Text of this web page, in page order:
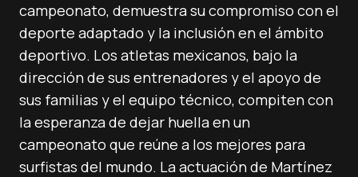
campeonato, demuestra su compromiso con el
deporte adaptado y la inclusión en el ámbito
deportivo. Los atletas mexicanos, bajo la
dirección de sus entrenadores y el apoyo de
sus familias y el equipo técnico, compiten con
la esperanza de dejar huella en un
campeonato que reúne a los mejores para
surfistas del mundo. La actuación de Martínez